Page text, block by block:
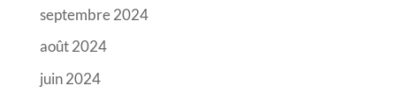
septembre 2024
août 2024
juin 2024